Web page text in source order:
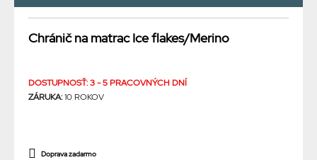
Chránič na matrac Ice flakes/Merino
DOSTUPNOSŤ: 3 - 5 PRACOVNÝCH DNÍ
ZÁRUKA:10 ROKOV
Doprava zadarmo